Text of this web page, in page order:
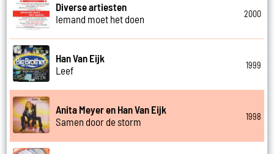
Diverse artiesten
Iemand moet het doen
2000
Han Van Eijk
Leef
1999
Anita Meyer en Han Van Eijk
Samen door de storm
1998